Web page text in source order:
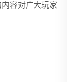
容对广大玩家